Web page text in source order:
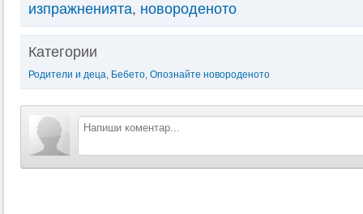
изпражненията, новороденото
Категории
Родители и деца, Бебето, Опознайте новороденото